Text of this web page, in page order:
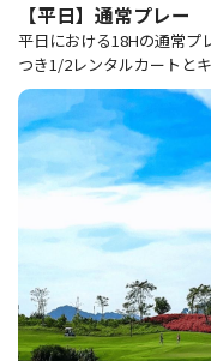
【平日】通常プレー
平日における18Hの通常プ
つき1/2レンタルカートと